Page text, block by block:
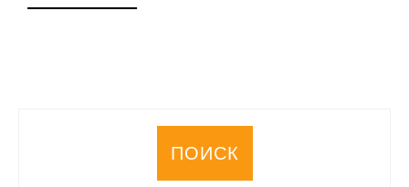
ДАЛЕЕ
ПОИСК